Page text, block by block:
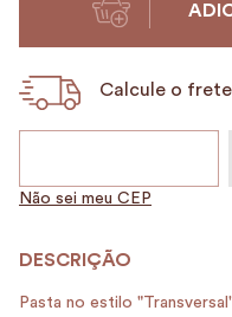
Calcule o
Não sei meu CEP
Pasta no estilo